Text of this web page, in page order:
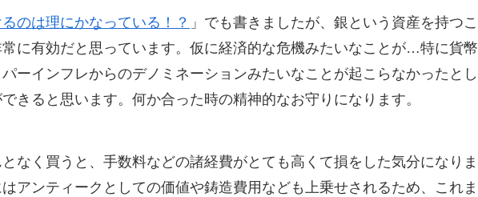
のは理にかなっている！？ 」でも書きましたが、銀という資産を持つこ
に有効だと思っています。仮に経済的な危機みたいなことが…特に貨幣
ーインフレからのデノミネーションみたいなことが起こらなかったとし
きると思います。何か合った時の精神的なお守りになります。
なく買うと、手数料などの諸経費がとても高くて損をした気分になりま
アンティークとしての価値や鋳造費用なども上乗せされるため、これま